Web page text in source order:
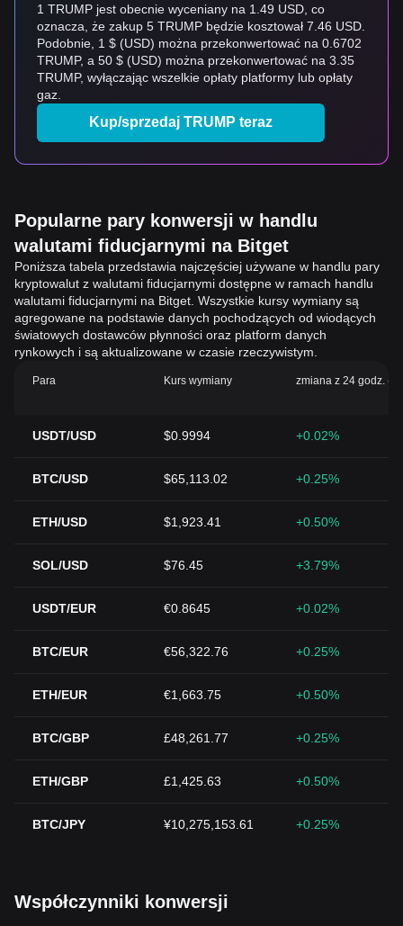
1 TRUMP jest obecnie wyceniany na 1.49 USD, co
oznacza, że zakup 5 TRUMP będzie kosztował 7.46 USD.
Podobnie, 1 $ (USD) można przekonwertować na 0.6702
TRUMP, a 50 $ (USD) można przekonwertować na 3.35
TRUMP, wyłączając wszelkie opłaty platformy lub opłaty
gaz.
Kup/sprzedaj TRUMP teraz
Popularne pary konwersji w handlu
walutami fiducjarnymi na Bitget
Poniższa tabela przedstawia najczęściej używane w handlu pary
kryptowalut z walutami fiducjarnymi dostępne w ramach handlu
walutami fiducjarnymi na Bitget. Wszystkie kursy wymiany są
agregowane na podstawie danych pochodzących od wiodących
światowych dostawców płynności oraz platform danych
rynkowych i są aktualizowane w czasie rzeczywistym.
Para Kurs wymiany zmiana z 24 godz.
USDT/USD $0.9994 +0.02%
BTC/USD $65,113.02 +0.25%
ETH/USD $1,923.41 +0.50%
SOL/USD $76.45 +3.79%
USDT/EUR €0.8645 +0.02%
BTC/EUR €56,322.76 +0.25%
ETH/EUR €1,663.75 +0.50%
BTC/GBP £48,261.77 +0.25%
ETH/GBP £1,425.63 +0.50%
BTC/JPY ¥10,275,153.61 +0.25%
Współczynniki konwersji